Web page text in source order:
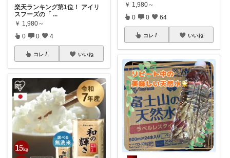
楽天ランキング第1位！ アイリ
スフーズの「 ...
￥ 1,980～
0 0 4
コレ いいね
￥ 1,980～
0 0 64
コレ いいね